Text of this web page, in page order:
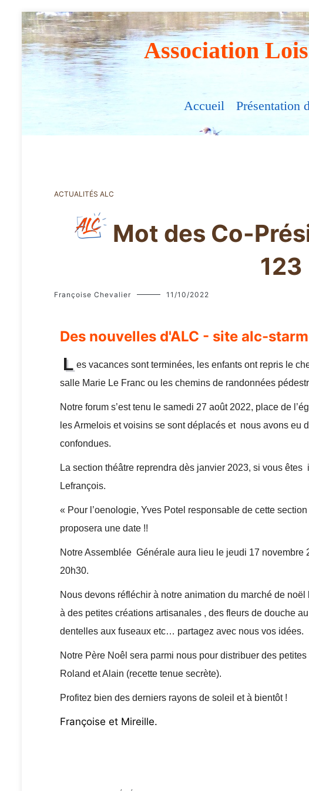
Association
Accueil Présentation
ACTUALITÉS ALC
Mot des Co-
123
Françoise Chevalier 11/10/2022
Des nouvelles d'ALC - site alc-
L es vacances sont terminées, les enfants ont repris le
salle Marie Le Franc ou les chemins de randonnées
Notre forum s’est tenu le samedi 27 août 2022, place de
les Armelois et voisins se sont déplacés et nous avons eu
confondues.
La section théâtre reprendra dès janvier 2023, si vous
Lefrançois.
« Pour l’oenologie, Yves Potel responsable de cette
proposera une date !!
Notre Assemblée Générale aura lieu le jeudi 17 novembre
20h30.
Nous devons réfléchir à notre animation du marché de
à des petites créations artisanales , des fleurs de douche
dentelles aux fuseaux etc… partagez avec nous vos idées.
Notre Père Noêl sera parmi nous pour distribuer des
Roland et Alain (recette tenue secrète).
Profitez bien des derniers rayons de soleil et à bientôt !
Françoise et Mireille.